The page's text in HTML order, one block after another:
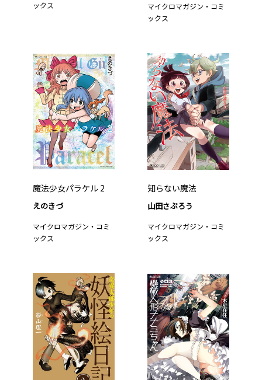
ックス
マイクロマガジン・コミ
ックス
魔法少女パラケル 2
えのきづ
マイクロマガジン・コミ
ックス
知らない魔法
山田さぶろう
マイクロマガジン・コミ
ックス